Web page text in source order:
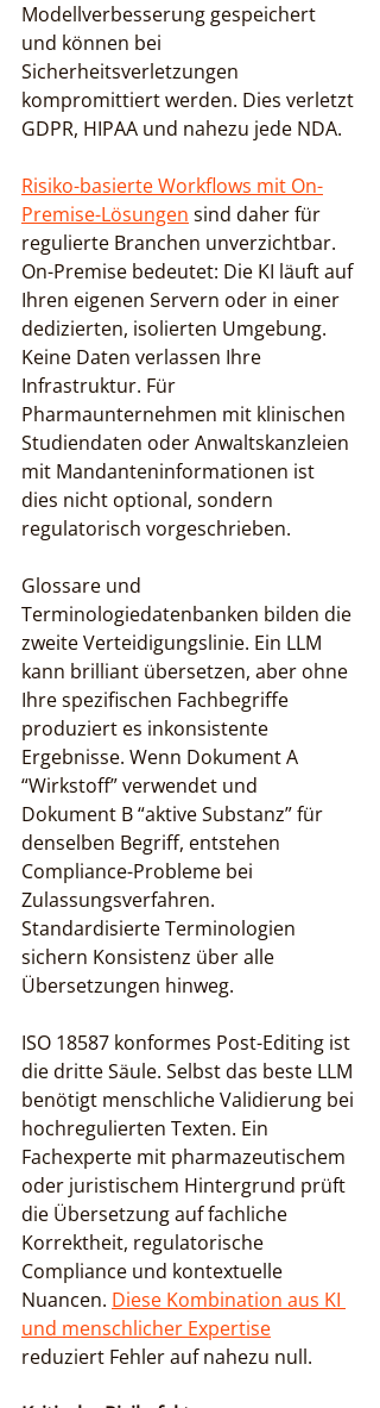
Modellverbesserung gespeichert
und können bei
Sicherheitsverletzungen
kompromittiert werden. Dies verletzt
GDPR, HIPAA und nahezu jede NDA.
Risiko-basierte Workflows mit On-
Premise-Lösungen sind daher für
regulierte Branchen unverzichtbar.
On-Premise bedeutet: Die KI läuft auf
Ihren eigenen Servern oder in einer
dedizierten, isolierten Umgebung.
Keine Daten verlassen Ihre
Infrastruktur. Für
Pharmaunternehmen mit klinischen
Studiendaten oder Anwaltskanzleien
mit Mandanteninformationen ist
dies nicht optional, sondern
regulatorisch vorgeschrieben.
Glossare und
Terminologiedatenbanken bilden die
zweite Verteidigungslinie. Ein LLM
kann brilliant übersetzen, aber ohne
Ihre spezifischen Fachbegriffe
produziert es inkonsistente
Ergebnisse. Wenn Dokument A
“Wirkstoff” verwendet und
Dokument B “aktive Substanz” für
denselben Begriff, entstehen
Compliance-Probleme bei
Zulassungsverfahren.
Standardisierte Terminologien
sichern Konsistenz über alle
Übersetzungen hinweg.
ISO 18587 konformes Post-Editing ist
die dritte Säule. Selbst das beste LLM
benötigt menschliche Validierung bei
hochregulierten Texten. Ein
Fachexperte mit pharmazeutischem
oder juristischem Hintergrund prüft
die Übersetzung auf fachliche
Korrektheit, regulatorische
Compliance und kontextuelle
Nuancen. Diese Kombination aus KI
und menschlicher Expertise
reduziert Fehler auf nahezu null.